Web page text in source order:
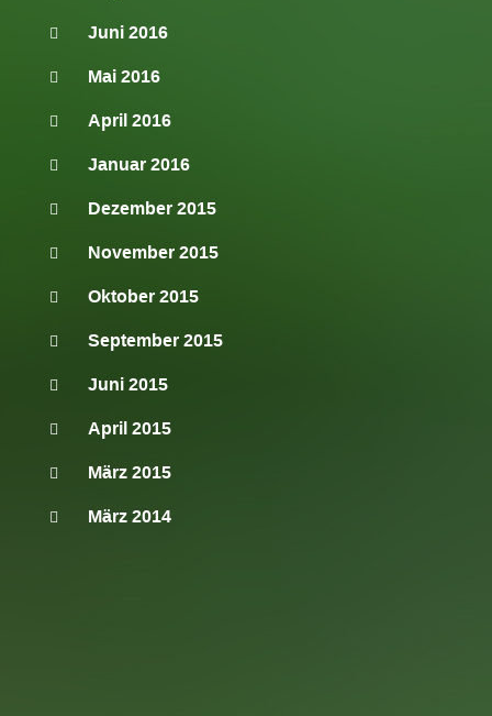
Juni 2016
Mai 2016
April 2016
Januar 2016
Dezember 2015
November 2015
Oktober 2015
September 2015
Juni 2015
April 2015
März 2015
März 2014